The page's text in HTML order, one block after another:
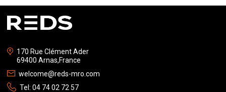
170 Rue Clément Ader
69400 Arnas,France
welcome@reds-mro.com
Tel: 04 74 02 72 57